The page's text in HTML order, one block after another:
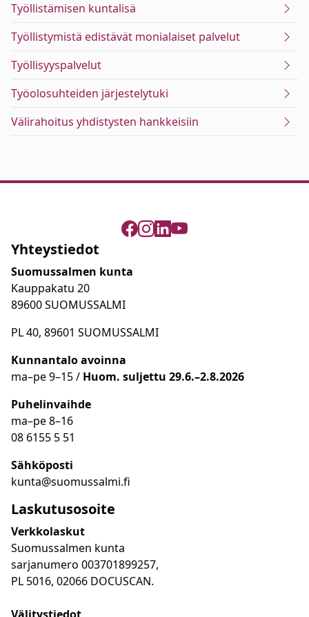
Työllistämisen kuntalisä
Työllistymistä edistävät monialaiset palvelut
Työllisyyspalvelut
Työolosuhteiden järjestelytuki
Välirahoitus yhdistysten hankkeisiin
Yhteystiedot
Suomussalmen kunta
Kauppakatu 20
89600 SUOMUSSALMI
PL 40, 89601 SUOMUSSALMI
Kunnantalo avoinna
ma–pe 9–15 / Huom. suljettu 29.6.–2.8.2026
Puhelinvaihde
ma–pe 8–16
08 6155 5 51
Sähköposti
kunta@suomussalmi.fi
Laskutusosoite
Verkkolaskut
Suomussalmen kunta
sarjanumero 003701899257,
PL 5016, 02066 DOCUSCAN.